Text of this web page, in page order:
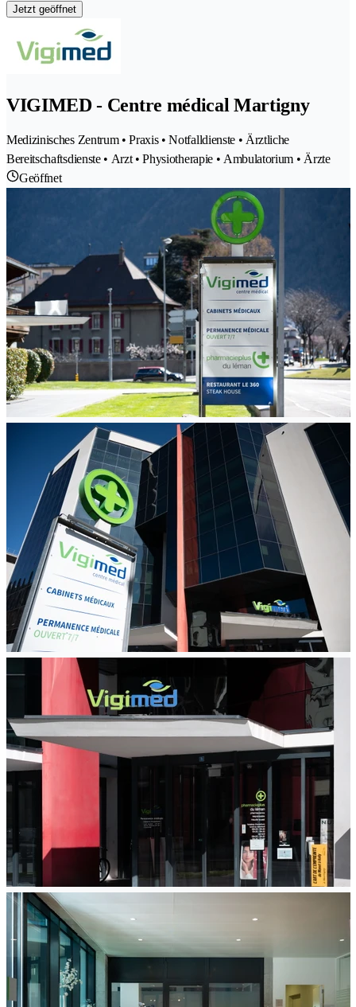
Jetzt geöffnet
VIGIMED - Centre médical Martigny
Medizinisches Zentrum • Praxis • Notfalldienste • Ärztliche
Bereitschaftsdienste • Arzt • Physiotherapie • Ambulatorium • Ärzte
Geöffnet